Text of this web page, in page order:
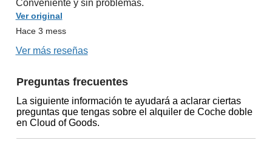
Conveniente y sin problemas.
Ver original
Hace 3 mess
Ver más reseñas
Preguntas frecuentes
La siguiente información te ayudará a aclarar ciertas
preguntas que tengas sobre el alquiler de Coche doble
en Cloud of Goods.